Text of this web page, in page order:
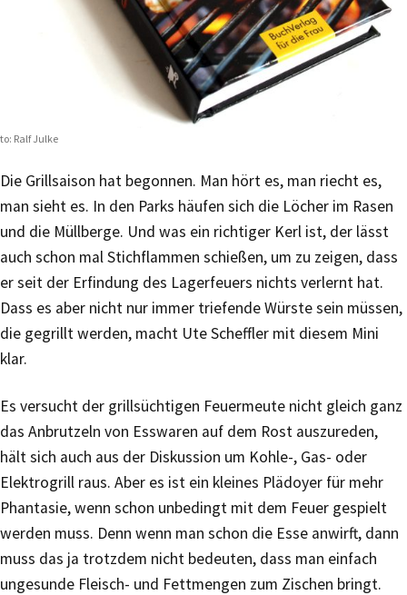
Ralf Julke
Die Grillsaison hat begonnen. Man hört es, man riecht es,
man sieht es. In den Parks häufen sich die Löcher im Rasen
und die Müllberge. Und was ein richtiger Kerl ist, der lässt
auch schon mal Stichflammen schießen, um zu zeigen, dass
er seit der Erfindung des Lagerfeuers nichts verlernt hat.
Dass es aber nicht nur immer triefende Würste sein müssen,
die gegrillt werden, macht Ute Scheffler mit diesem Mini
klar.
Es versucht der grillsüchtigen Feuermeute nicht gleich ganz
das Anbrutzeln von Esswaren auf dem Rost auszureden,
hält sich auch aus der Diskussion um Kohle-, Gas- oder
Elektrogrill raus. Aber es ist ein kleines Plädoyer für mehr
Phantasie, wenn schon unbedingt mit dem Feuer gespielt
werden muss. Denn wenn man schon die Esse anwirft, dann
muss das ja trotzdem nicht bedeuten, dass man einfach
ungesunde Fleisch- und Fettmengen zum Zischen bringt.